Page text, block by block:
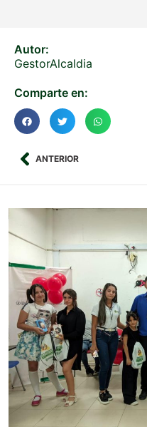
Autor:
GestorAlcaldia
Comparte en:
ANTERIOR